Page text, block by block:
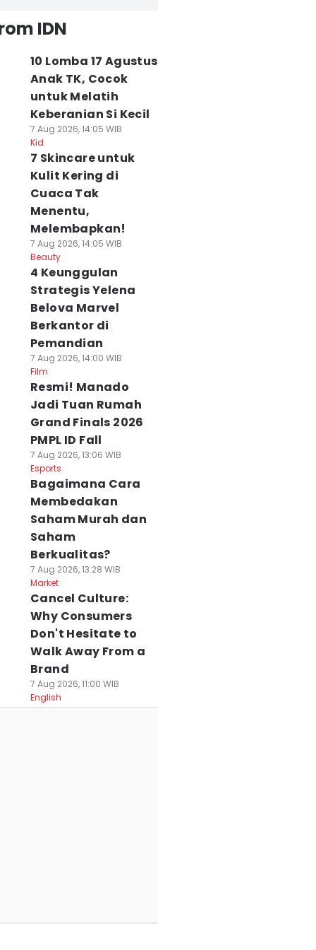
IDN
10 Lomba 17 Agustus
Anak TK, Cocok
untuk Melatih
Keberanian Si Kecil
7 Aug 2026, 14:05 WIB
Kid
7 Skincare untuk
Kulit Kering di
Cuaca Tak
Menentu,
Melembapkan!
7 Aug 2026, 14:05 WIB
Beauty
4 Keunggulan
Strategis Yelena
Belova Marvel
Berkantor di
Pemandian
7 Aug 2026, 14:00 WIB
Film
Resmi! Manado
Jadi Tuan Rumah
Grand Finals 2026
PMPL ID Fall
7 Aug 2026, 13:06 WIB
Esports
Bagaimana Cara
Membedakan
Saham Murah dan
Saham
Berkualitas?
7 Aug 2026, 13:28 WIB
Market
Cancel Culture:
Why Consumers
Don't Hesitate to
Walk Away From a
Brand
7 Aug 2026, 11:00 WIB
English